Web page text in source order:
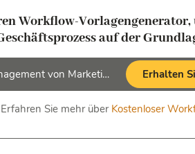
Workflow-
auf der
Erhalten
Erfahren Sie mehr über Kostenloser